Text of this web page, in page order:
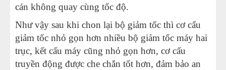
cán không quay cùng tốc độ.
Như vậy sau khi chon lại bộ giảm tốc thì cơ cấu
giảm tốc nhỏ gọn hơn nhiều bộ giảm tốc máy hai
trục, kết cấu máy cũng nhỏ gọn hơn, cơ cấu
truyền động được che chắn tốt hơn, đảm bảo an